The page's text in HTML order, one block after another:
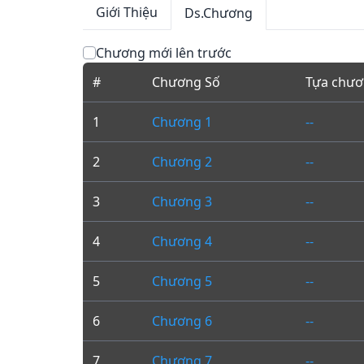
Giới Thiệu Ds.Chương
Chương mới lên trước
#
Chương Số Tựa
1 Chương 1 --
2 Chương 2 --
3 Chương 3 --
4 Chương 4 --
5 Chương 5 --
6 Chương 6 --